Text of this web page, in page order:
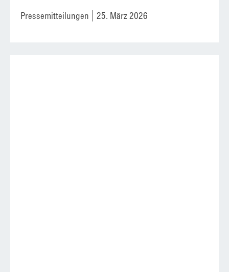
Pressemitteilungen 25. März 2026